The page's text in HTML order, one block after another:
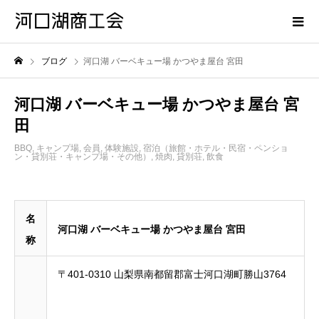
ブログ 河口湖 バーベキュー場 かつやま屋台 宮田
河口湖 バーベキュー場 かつやま屋台 宮
田
BBQ キャンプ場 会員 体験施設 宿泊（旅館・ホテル・民宿・ペンショ
ン・貸別荘・キャンプ場・その他）
焼肉 貸別荘 飲食
名
称
河口湖 バーベキュー場 かつやま屋台 宮田
〒401-0310 山梨県南都留郡富士河口湖町勝山3764